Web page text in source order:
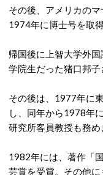
その後、アメリカの
1974年に博士号を取得
帰国後に上智大学外
学院生だった猪口邦
その後は、1977年に
し、同年から1978年
研究所客員教授も務め
1982年には、著作「
芸賞を受賞。その他